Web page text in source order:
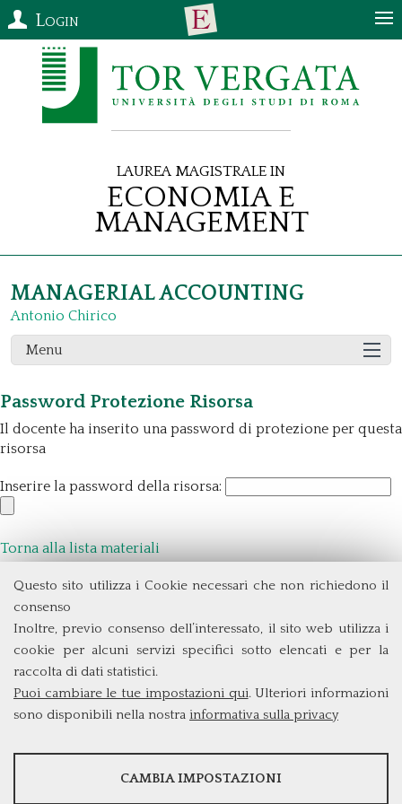
Questo sito utilizza i Cookie necessari che non richiedono il
consenso
Inoltre, previo consenso dell’interessato, il sito web utilizza i
cookie per alcuni servizi specifici sotto elencati e per la
raccolta di dati statistici.
Puoi cambiare le tue impostazioni qui. Ulteriori informazioni
sono disponibili nella nostra informativa sulla privacy
STATISTICHE
CAMBIA IMPOSTAZIONI
Login
Laurea Magistrale in
Economia e
Management
MANAGERIAL ACCOUNTING
Antonio Chirico
Menu
Password Protezione Risorsa
Il docente ha inserito una password di protezione per questa
risorsa
Inserire la password della risorsa:
Torna alla lista materiali
Università degli Studi di Roma Tor Vergata
Via Columbia, 2
00133 Roma (Italia)
Tel. +39 06 7259 3299/5837
biennio@clem.uniroma2.it